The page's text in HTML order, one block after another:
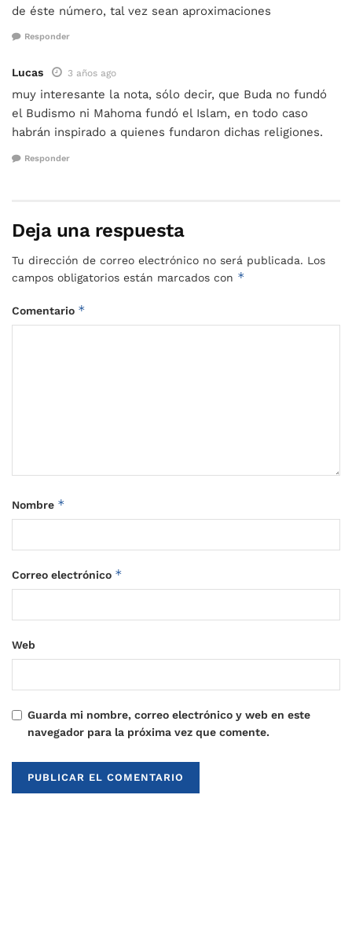
de éste número, tal vez sean aproximaciones
Responder
Lucas 3 años ago
muy interesante la nota, sólo decir, que Buda no fundó
el Budismo ni Mahoma fundó el Islam, en todo caso
habrán inspirado a quienes fundaron dichas religiones.
Responder
Deja una respuesta
Tu dirección de correo electrónico no será publicada. Los
campos obligatorios están marcados con *
Comentario *
Nombre *
Correo electrónico *
Web
Guarda mi nombre, correo electrónico y web en este
navegador para la próxima vez que comente.